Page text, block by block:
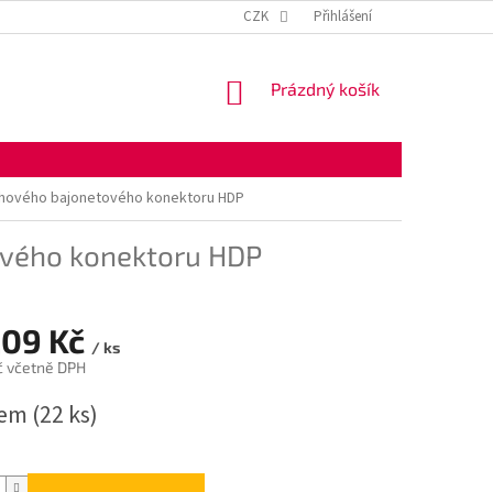
OBCHODNÍ PODMÍNKY
CZK Přihlášení
NÁKUPNÍ
Prázdný košík
bajonetového konektoru HDP
konektoru HDP
Kč / ks
včetně DPH
(22 ks)